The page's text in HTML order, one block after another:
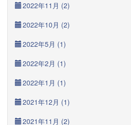
2022年11月 (2)
2022年10月 (2)
2022年5月 (1)
2022年2月 (1)
2022年1月 (1)
2021年12月 (1)
2021年11月 (2)